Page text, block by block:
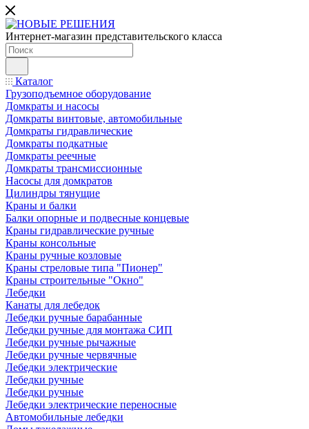
Интернет-магазин представительского класса
Каталог
Грузоподъемное оборудование
Домкраты и насосы
Домкраты винтовые, автомобильные
Домкраты гидравлические
Домкраты подкатные
Домкраты реечные
Домкраты трансмиссионные
Насосы для домкратов
Цилиндры тянущие
Краны и балки
Балки опорные и подвесные концевые
Краны гидравлические ручные
Краны консольные
Краны ручные козловые
Краны стреловые типа "Пионер"
Краны строительные "Окно"
Лебедки
Канаты для лебедок
Лебедки ручные барабанные
Лебедки ручные для монтажа СИП
Лебедки ручные рычажные
Лебедки ручные червячные
Лебедки электрические
Лебедки ручные
Лебедки ручные
Лебедки электрические переносные
Автомобильные лебедки